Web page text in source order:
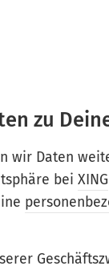
zu
wir Daten
bei XING